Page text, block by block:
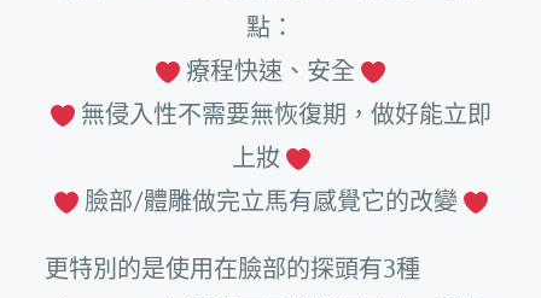
點：
療程快速、安全
無侵入性不需要無恢復期，做好能立即
上妝
臉部/體雕做完立馬有感覺它的改變
更特別的是使用在臉部的探頭有3種